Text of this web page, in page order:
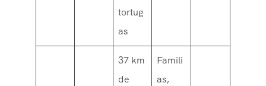
tortug
as
37 km
de
Famili
as,